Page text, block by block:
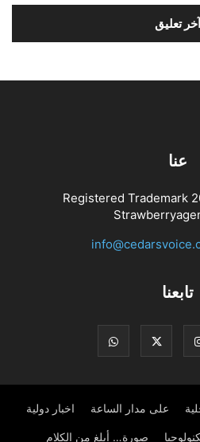
عنا
Registered Trademark
تابعنا
على مدار الساعة اخبار دولية
صورة… أبلغ من الكلام